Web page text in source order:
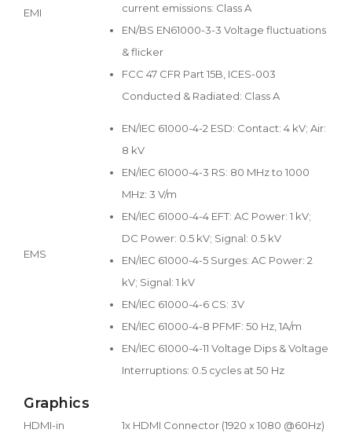
EMI
current emissions: Class A
EN/BS EN61000-3-3 Voltage fluctuations
& flicker
FCC 47 CFR Part 15B, ICES-003
Conducted & Radiated: Class A
EMS
EN/IEC 61000-4-2 ESD: Contact: 4 kV; Air:
8 kV
EN/IEC 61000-4-3 RS: 80 MHz to 1000
MHz: 3 V/m
EN/IEC 61000-4-4 EFT: AC Power: 1 kV;
DC Power: 0.5 kV; Signal: 0.5 kV
EN/IEC 61000-4-5 Surges: AC Power: 2
kV; Signal: 1 kV
EN/IEC 61000-4-6 CS: 3V
EN/IEC 61000-4-8 PFMF: 50 Hz, 1A/m
EN/IEC 61000-4-11 Voltage Dips & Voltage
Interruptions: 0.5 cycles at 50 Hz
Graphics
HDMI-in 1x HDMI Connector (1920 x 1080 @60Hz)